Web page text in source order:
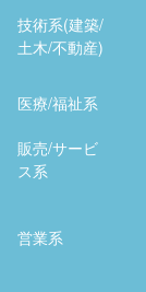
技術系(建築/
土木/不動産)
医療/福祉系
販売/サービ
ス系
営業系